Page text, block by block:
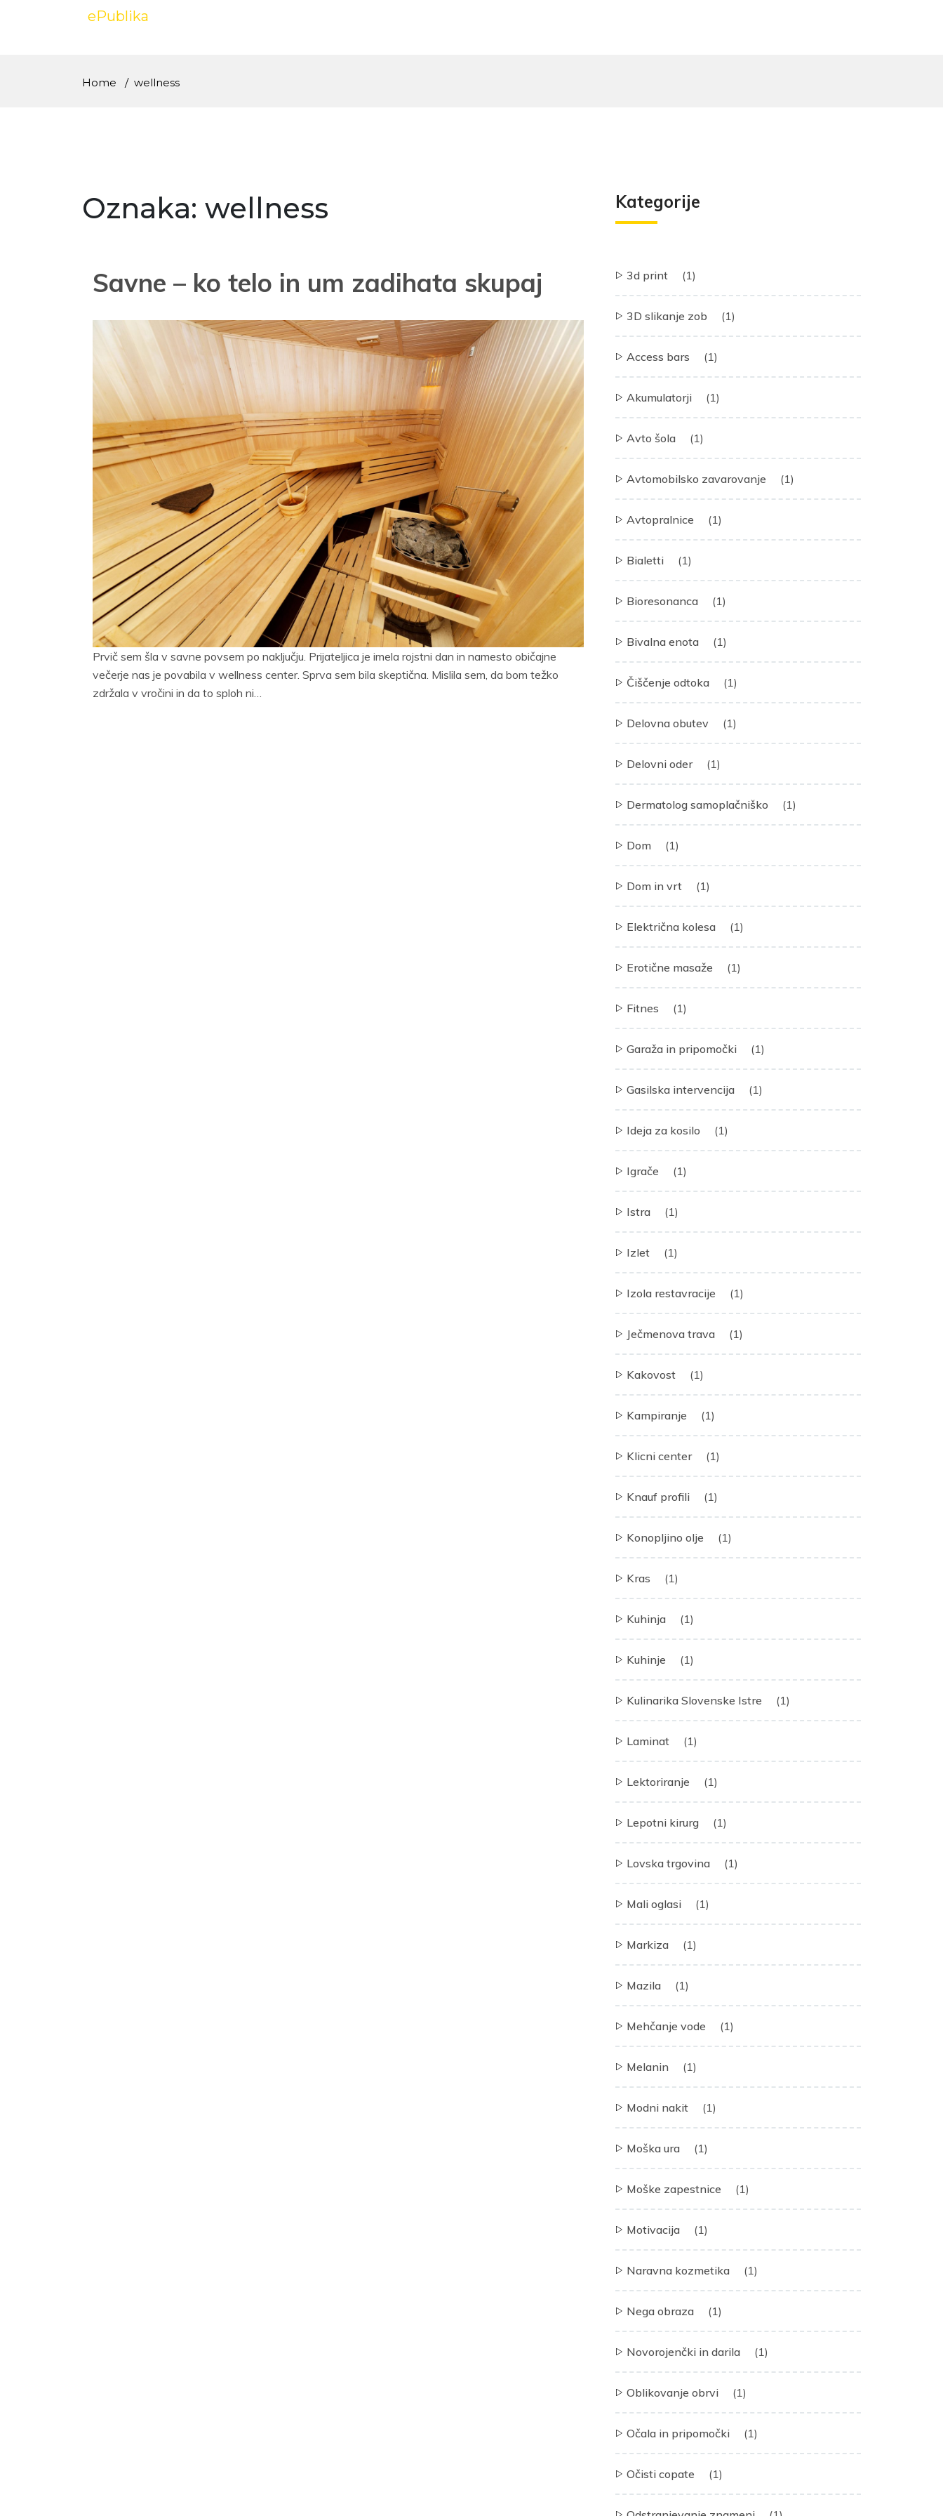
ePublika
Home wellness
Oznaka: wellness
Savne – ko telo in um zadihata skupaj
Prvič sem šla v savne povsem po naključju. Prijateljica je imela rojstni dan in namesto običajne
večerje nas je povabila v wellness center. Sprva sem bila skeptična. Mislila sem, da bom težko
zdržala v vročini in da to sploh ni…
Kategorije
3d print (1)
3D slikanje zob (1)
Access bars (1)
Akumulatorji (1)
Avto šola (1)
Avtomobilsko zavarovanje (1)
Avtopralnice (1)
Bialetti (1)
Bioresonanca (1)
Bivalna enota (1)
Čiščenje odtoka (1)
Delovna obutev (1)
Delovni oder (1)
Dermatolog samoplačniško (1)
Dom (1)
Dom in vrt (1)
Električna kolesa (1)
Erotične masaže (1)
Fitnes (1)
Garaža in pripomočki (1)
Gasilska intervencija (1)
Ideja za kosilo (1)
Igrače (1)
Istra (1)
Izlet (1)
Izola restavracije (1)
Ječmenova trava (1)
Kakovost (1)
Kampiranje (1)
Klicni center (1)
Knauf profili (1)
Konopljino olje (1)
Kras (1)
Kuhinja (1)
Kuhinje (1)
Kulinarika Slovenske Istre (1)
Laminat (1)
Lektoriranje (1)
Lepotni kirurg (1)
Lovska trgovina (1)
Mali oglasi (1)
Markiza (1)
Mazila (1)
Mehčanje vode (1)
Melanin (1)
Modni nakit (1)
Moška ura (1)
Moške zapestnice (1)
Motivacija (1)
Naravna kozmetika (1)
Nega obraza (1)
Novorojenčki in darila (1)
Oblikovanje obrvi (1)
Očala in pripomočki (1)
Očisti copate (1)